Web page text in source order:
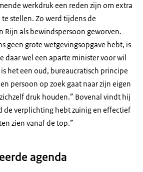
werkdruk een reden zijn om extra
stellen. Zo werd tijdens de
Rijn als bewindspersoon geworven.
geen grote wetgevingsopgave hebt, is
daar wel een aparte minister voor wil
het een oud, bureaucratisch principe
persoon op zoek gaat naar zijn eigen
druk houden.” Bovenal vindt hij
de verplichting hebt zuinig en effectief
zien vanaf de top.”
agenda